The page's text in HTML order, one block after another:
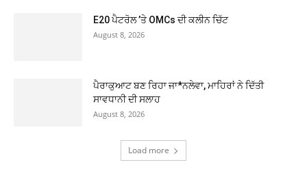
E20 ਪੈਟਰੋਲ ’ਤੇ OMCs ਦੀ ਕਲੀਨ ਚਿੱਟ
August 8, 2026
ਪੈਰਾਕੁਆਟ ਬਣ ਰਿਹਾ ਜਾ*ਨਲੇਵਾ, ਮਾਹਿਰਾਂ ਨੇ ਦਿੱਤੀ
ਸਾਵਧਾਨੀ ਦੀ ਸਲਾਹ
August 8, 2026
Load more